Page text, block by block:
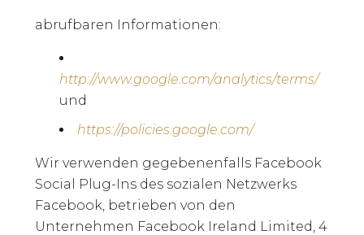
abrufbaren Informationen:
http://www.google.com/analytics/terms/
und
https://policies.google.com/
Wir verwenden gegebenenfalls Facebook
Social Plug-Ins des sozialen Netzwerks
Facebook, betrieben von den
Unternehmen Facebook Ireland Limited, 4